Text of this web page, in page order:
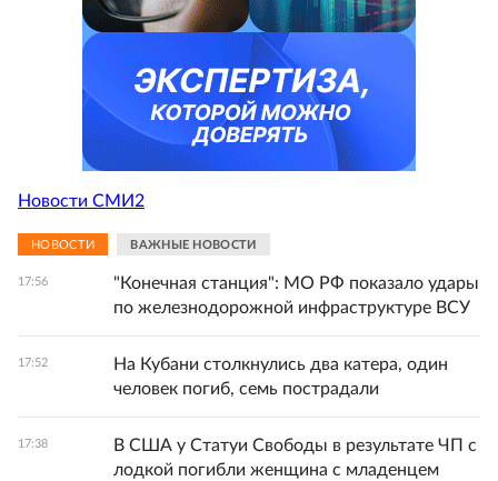
Новости СМИ2
НОВОСТИ ВАЖНЫЕ НОВОСТИ
17:56
"Конечная станция": МО РФ показало удары
по железнодорожной инфраструктуре ВСУ
17:52
На Кубани столкнулись два катера, один
человек погиб, семь пострадали
17:38
В США у Статуи Свободы в результате ЧП с
лодкой погибли женщина с младенцем